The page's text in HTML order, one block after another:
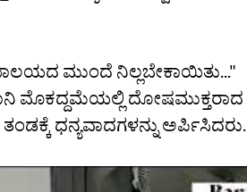
ಮುಂದೆ ನಿಲ್ಲಬೇಕಾಯಿತು..."
ಮೊಕದ್ದಮೆಯಲ್ಲಿ ದೋಷಮುಕ್ತರಾದ
ಧನ್ಯವಾದಗಳನ್ನು ಅರ್ಪಿಸಿದರು.